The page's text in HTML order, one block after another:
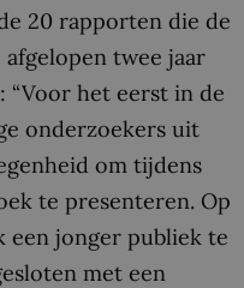
20 rapporten die de
afgelopen twee jaar
“Voor het eerst in de
onderzoekers uit
om tijdens
te presenteren. Op
een jonger publiek te
met een